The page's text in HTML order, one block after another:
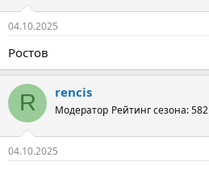
04.10.2025
Ростов
R rencis
Модератор Рейтинг сезона: 582
04.10.2025